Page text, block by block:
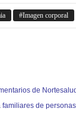
Imagen corporal
de
familiares de